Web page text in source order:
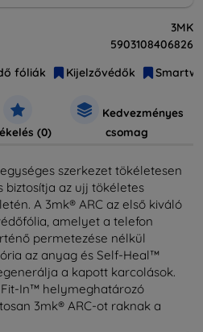
3MK
5903108406826
fóliák Kijelzővédők
(0)
Kedvezményes
csomag
szerkezet tökéletesen
biztosítja az ujj tökéletes
A 3mk® ARC az első kiváló
amelyet a telefon
permetezése nélkül
az anyag és Self-Heal™
a kapott karcolások.
In™ helymeghatározó
3mk® ARC-ot raknak a